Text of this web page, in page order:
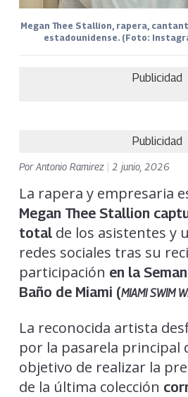
Megan Thee Stallion, rapera,
estadounidense. (Foto:
Publicidad
Publicidad
PorAntonio Ramirez 2 junio, 2026
La rapera y empresaria
Megan Thee Stallion
total de los asistentes y
redes sociales tras su
participación en la
Baño de Miami (MIAMI SWIM
La reconocida artista
por la pasarela principal
objetivo de realizar la
de la última colección